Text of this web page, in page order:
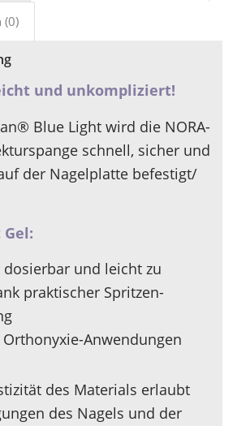
(0)
und unkompliziert!
Blue Light wird die NORA-
schnell, sicher und
der Nagelplatte befestigt/
dosierbar und leicht zu
praktischer Spritzen-
Orthonyxie-Anwendungen
des Materials erlaubt
des Nagels und der